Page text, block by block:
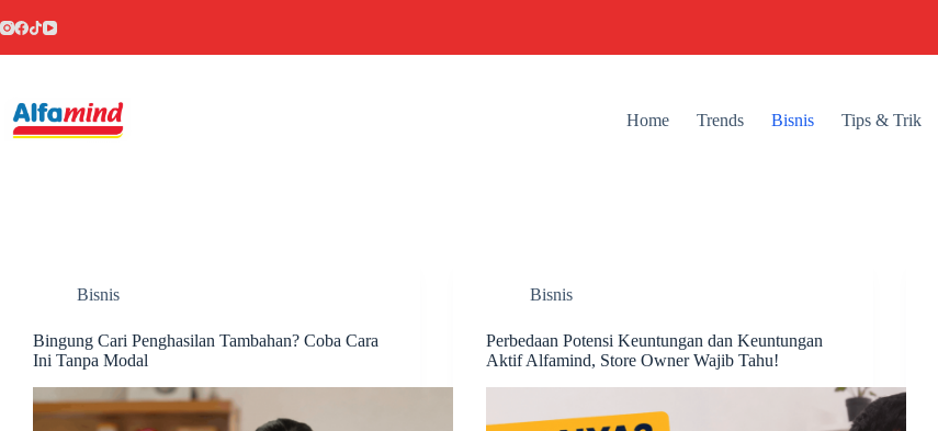
Home Trends Bisnis Tips & Trik
Bisnis
Bingung Cari Penghasilan Tambahan? Coba Cara
Ini Tanpa Modal
Bisnis
Perbedaan Potensi Keuntungan dan Keuntungan
Aktif Alfamind, Store Owner Wajib Tahu!